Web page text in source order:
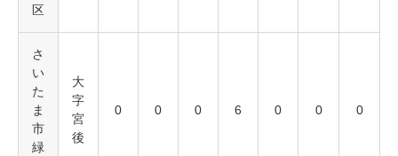
区
さ
い
た
ま
市
緑
大
字
宮
後
0 0 0 6 0 0 0